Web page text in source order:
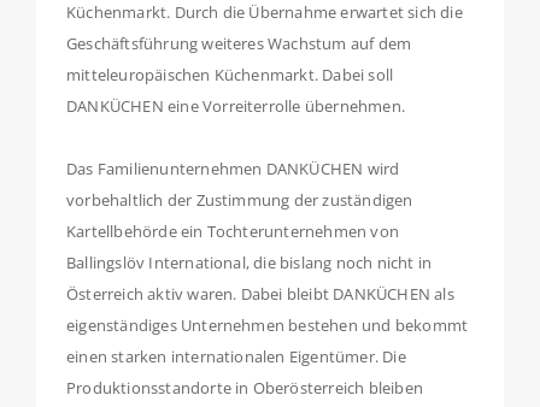
Küchenmarkt. Durch die Übernahme erwartet sich die
Geschäftsführung weiteres Wachstum auf dem
mitteleuropäischen Küchenmarkt. Dabei soll
DANKÜCHEN eine Vorreiterrolle übernehmen.
Das Familienunternehmen DANKÜCHEN wird
vorbehaltlich der Zustimmung der zuständigen
Kartellbehörde ein Tochterunternehmen von
Ballingslöv International, die bislang noch nicht in
Österreich aktiv waren. Dabei bleibt DANKÜCHEN als
eigenständiges Unternehmen bestehen und bekommt
einen starken internationalen Eigentümer. Die
Produktionsstandorte in Oberösterreich bleiben